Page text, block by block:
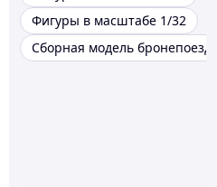
Фигуры в масштабе 1/32
Сборная модель